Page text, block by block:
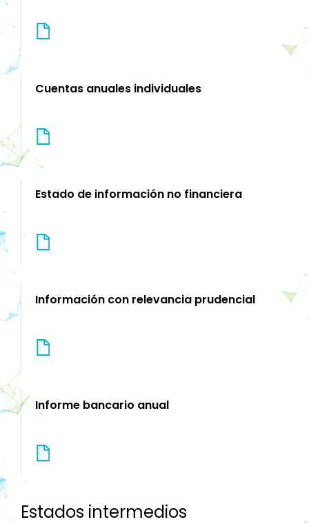
Cuentas anuales individuales
Estado de información no financiera
Información con relevancia prudencial
Informe bancario anual
Estados intermedios